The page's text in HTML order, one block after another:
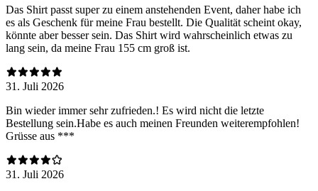
Das Shirt passt super zu einem anstehenden Event, daher habe ich
es als Geschenk für meine Frau bestellt. Die Qualität scheint okay,
könnte aber besser sein. Das Shirt wird wahrscheinlich etwas zu
lang sein, da meine Frau 155 cm groß ist.
31. Juli 2026
Bin wieder immer sehr zufrieden.! Es wird nicht die letzte
Bestellung sein.Habe es auch meinen Freunden weiterempfohlen!
Grüsse aus ***
31. Juli 2026